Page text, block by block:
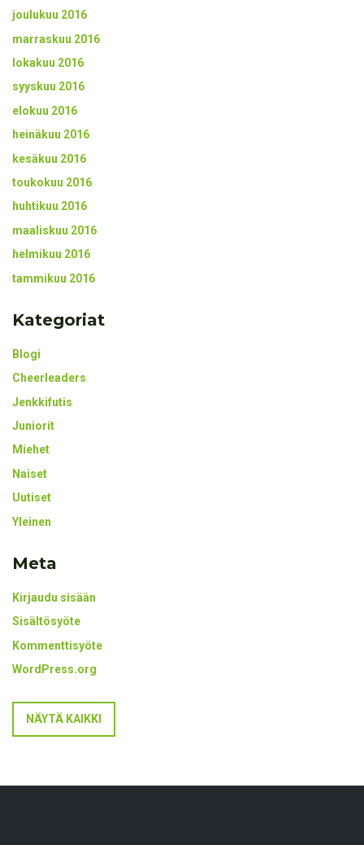
joulukuu 2016
marraskuu 2016
lokakuu 2016
syyskuu 2016
elokuu 2016
heinäkuu 2016
kesäkuu 2016
toukokuu 2016
huhtikuu 2016
maaliskuu 2016
helmikuu 2016
tammikuu 2016
Kategoriat
Blogi
Cheerleaders
Jenkkifutis
Juniorit
Miehet
Naiset
Uutiset
Yleinen
Meta
Kirjaudu sisään
Sisältösyöte
Kommenttisyöte
WordPress.org
NÄYTÄ KAIKKI